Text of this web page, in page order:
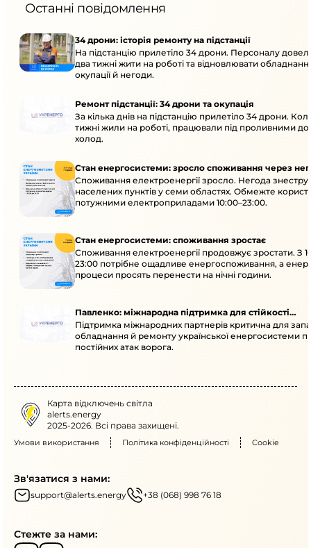
Останні повідомлення
34 дрони: історія ремонту на підстанції
На підстанцію прилетіло 34 дрони. Персоналу
два тижні жити на роботі та відновлювати
окупації й негоди.
Ремонт підстанції: 34 дрони та окупація
За кілька днів на підстанцію прилетіло 34 дрони.
тижні жили на роботі, працювали під проливними
холод.
Стан енергосистеми: зросло споживання через
Споживання електроенергії зросло. Негода
населених пунктів у семи областях. Обмежте
потужними електроприладами 10:00–23:00.
Стан енергосистеми: споживання зростає
Споживання електроенергії продовжує зростати. З
23:00 потрібне ощадливе енергоспоживання, а
процеси просять перенести на нічні години.
Павленко: міжнародна підтримка для стійкості
енергосистеми
Підтримка міжнародних партнерів критична для
обладнання й ремонту української енергосистеми
постійних атак ворога.
Карта відключень світла
alerts.energy
2025-2026. Всі права захищені.
Умови використання Політика конфіденційності Cookie
Зв'язатися з нами:
support@alerts.energy +38 (068) 998 76 18
Стежте за нами: